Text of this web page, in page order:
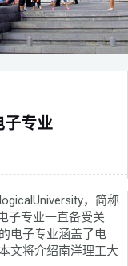
子专业
，简称
子专业一直备受关
电子专业涵盖了电
文将介绍南洋理工大